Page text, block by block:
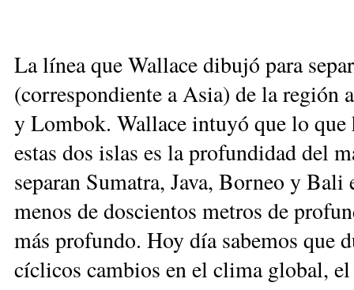
La línea que Wallace dibujó para
(correspondiente a Asia) de la región
y Lombok. Wallace intuyó que lo que
estas dos islas es la profundidad del
separan Sumatra, Java, Borneo y
menos de doscientos metros de
más profundo. Hoy día sabemos que
cíclicos cambios en el clima global,